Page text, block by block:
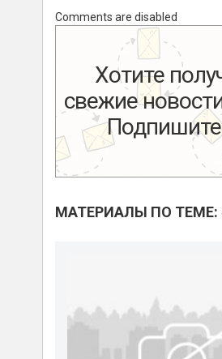
Comments are disabled
Хотите
свежие
МАТЕРИАЛЫ ПО ТЕМЕ: